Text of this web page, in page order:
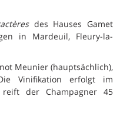
des Hauses Gamet
in Mardeuil, Fleury-la-
Meunier (hauptsächlich),
Vinifikation erfolgt im
der Champagner 45